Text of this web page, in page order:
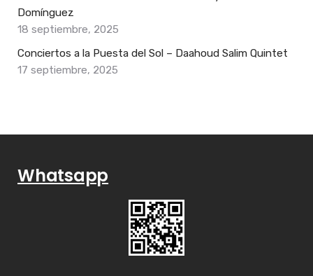
Domínguez
18 septiembre, 2025
Conciertos a la Puesta del Sol – Daahoud Salim Quintet
17 septiembre, 2025
Whatsapp